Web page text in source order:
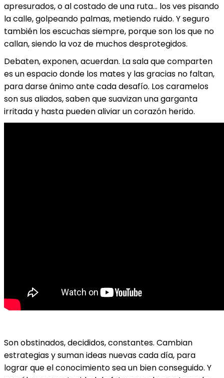
apresurados, o al costado de una ruta… los ves pisando
la calle, golpeando palmas, metiendo ruido. Y seguro
también los escuchas siempre, porque son los que no
callan, siendo la voz de muchos desprotegidos.
Debaten, exponen, acuerdan. La sala que comparten
es un espacio donde los mates y las gracias no faltan,
para darse ánimo ante cada desafío. Los caramelos
son sus aliados, saben que suavizan una garganta
irritada y hasta pueden aliviar un corazón herido.
Son obstinados, decididos, constantes. Cambian
estrategias y suman ideas nuevas cada día, para
lograr que el conocimiento sea un bien conseguido. Y